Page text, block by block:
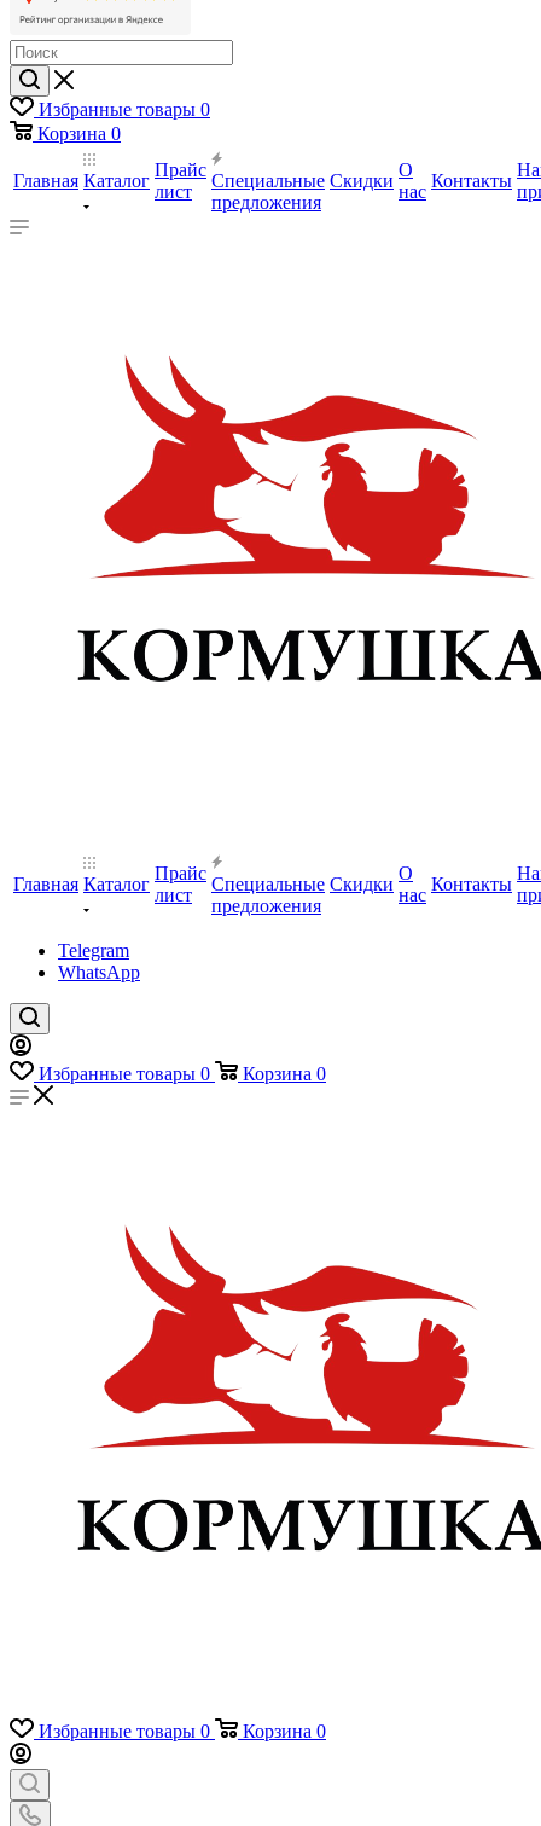
Избранные товары 0
Корзина 0
Главная Каталог
Прайс
лист
Специальные
предложения
Скидки
О
нас
Контакты
Главная Каталог
Прайс
лист
Специальные
предложения
Скидки
О
нас
Контакты
Telegram
WhatsApp
Избранные товары 0 Корзина 0
Избранные товары 0 Корзина 0